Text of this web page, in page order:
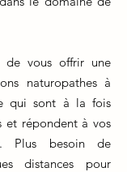
vous offrir une
naturopathes à
qui sont à la fois
et répondent à vos
Plus besoin de
distances pour